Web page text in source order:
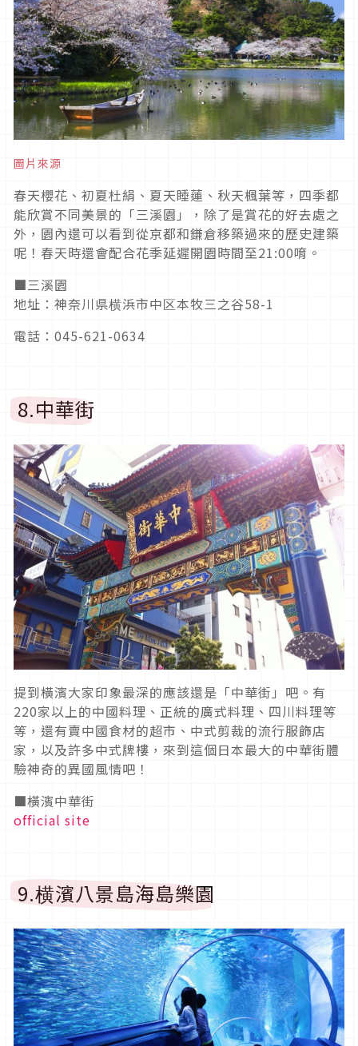
圖片來源
春天櫻花、初夏杜絹、夏天睡蓮、秋天楓葉等，四季都
能欣賞不同美景的「三溪園」，除了是賞花的好去處之
外，園內還可以看到從京都和鎌倉移築過來的歷史建築
呢！春天時還會配合花季延遲開園時間至21:00唷。
■三溪園
地址：神奈川県横浜市中区本牧三之谷58-1
電話：045-621-0634
8.中華街
提到橫濱大家印象最深的應該還是「中華街」吧。有
220家以上的中國料理、正統的廣式料理、四川料理等
等，還有賣中國食材的超市、中式剪裁的流行服飾店
家，以及許多中式牌樓，來到這個日本最大的中華街體
驗神奇的異國風情吧！
■橫濱中華街
official site
9.横濱八景島海島樂園